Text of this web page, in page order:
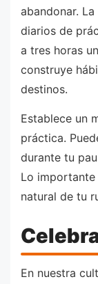
abandonar.
diarios de
a tres horas
construye
destinos.
Establece un
práctica.
durante tu
Lo
natural de tu
En nuestra